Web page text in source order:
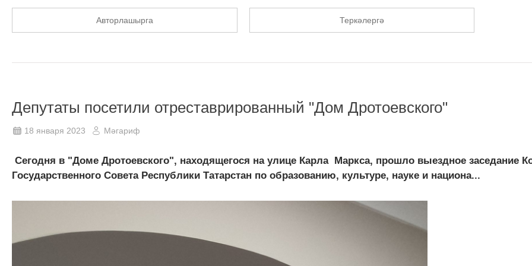
Авторлашырга Теркәлергә
Депутаты посетили отреставрированный "Дом Дротоевского"
18 января 2023 Мәгариф
Сегодня в "Доме Дротоевского", находящегося на улице Карла Маркса, прошло выездное заседание
Государственного Совета Республики Татарстан по образованию, культуре, науке и национа...